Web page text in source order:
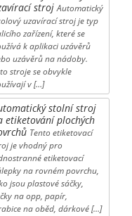
stroj Automatický
uzavírací stroj je typ
zařízení, které se
k aplikaci uzávěrů
uzávěrů na nádoby.
stroje se obvykle
v […]
stolní stroj
etiketování plochých
Tento etiketovací
je vhodný pro
etiketovací
na rovném povrchu,
jsou plastové sáčky,
na opp, papír,
na oběd, dárkové […]